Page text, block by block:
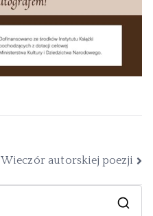
Wieczór autorskiej poezji